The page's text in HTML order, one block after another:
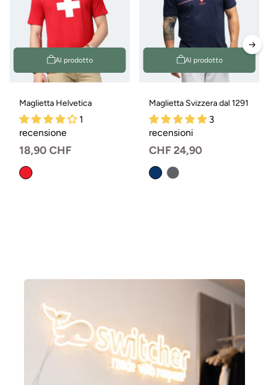
Al prodotto
Maglietta Helvetica
1
recensione
Prezzo
normale
18,90 CHF
Al prodotto
Maglietta Svizzera dal 1291
3
recensioni
Prezzo
normale
CHF 24,90